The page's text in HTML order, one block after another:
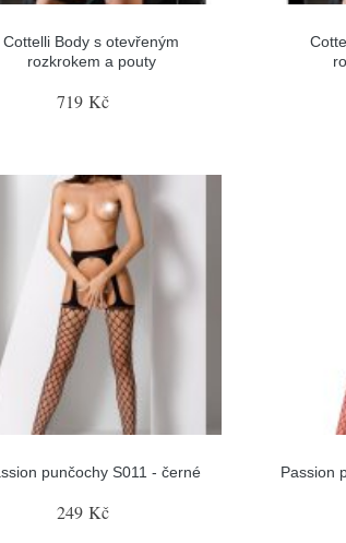
Cottelli Body s otevřeným
rozkrokem a pouty
719 Kč
punčochy S011 - černé
249 Kč
Passion